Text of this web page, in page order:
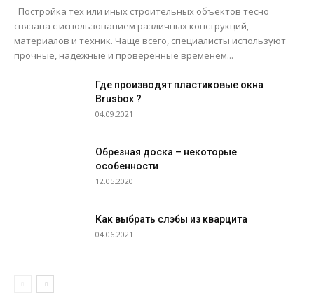
Постройка тех или иных строительных объектов тесно
связана с использованием различных конструкций,
материалов и техник. Чаще всего, специалисты используют
прочные, надежные и проверенные временем...
Где производят пластиковые окна
Brusbox ?
04.09.2021
Обрезная доска – некоторые
особенности
12.05.2020
Как выбрать слэбы из кварцита
04.06.2021